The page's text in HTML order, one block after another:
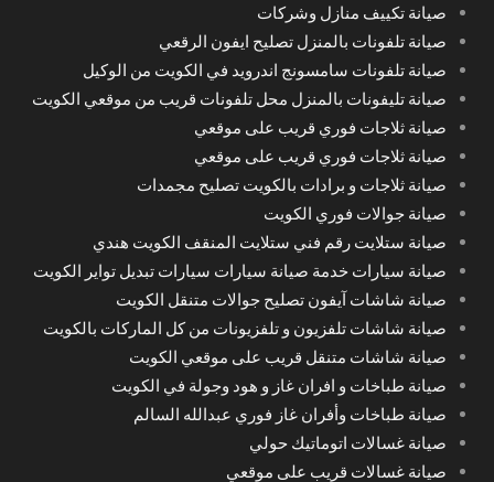
صيانة تكييف منازل وشركات
صيانة تلفونات بالمنزل تصليح ايفون الرقعي
صيانة تلفونات سامسونج اندرويد في الكويت من الوكيل
صيانة تليفونات بالمنزل محل تلفونات قريب من موقعي الكويت
صيانة ثلاجات فوري قريب على موقعي
صيانة ثلاجات فوري قريب على موقعي
صيانة ثلاجات و برادات بالكويت تصليح مجمدات
صيانة جوالات فوري الكويت
صيانة ستلايت رقم فني ستلايت المنقف الكويت هندي
صيانة سيارات خدمة صيانة سيارات سيارات تبديل تواير الكويت
صيانة شاشات آيفون تصليح جوالات متنقل الكويت
صيانة شاشات تلفزيون و تلفزيونات من كل الماركات بالكويت
صيانة شاشات متنقل قريب على موقعي الكويت
صيانة طباخات و افران غاز و هود وجولة في الكويت
صيانة طباخات وأفران غاز فوري عبدالله السالم
صيانة غسالات اتوماتيك حولي
صيانة غسالات قريب على موقعي